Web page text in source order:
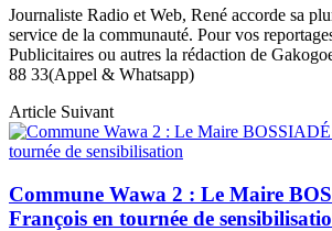
Journaliste Radio et Web, René accorde sa
service de la communauté. Pour vos
Publicitaires ou autres la rédaction de
88 33(Appel & Whatsapp)
Article Suivant
Commune Wawa 2 : Le Maire
François en tournée de